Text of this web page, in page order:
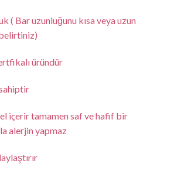
( Bar uzunluğunu kısa veya uzun
üründür
içerir tamamen saf ve hafif bir
alerjin yapmaz